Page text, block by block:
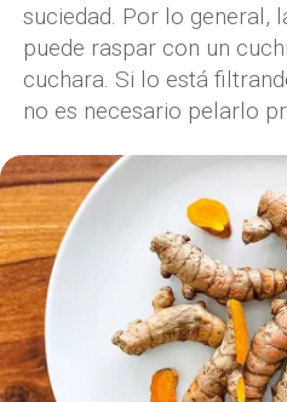
suciedad. Por lo general,
puede raspar con un
cuchara. Si lo está
no es necesario pelarlo